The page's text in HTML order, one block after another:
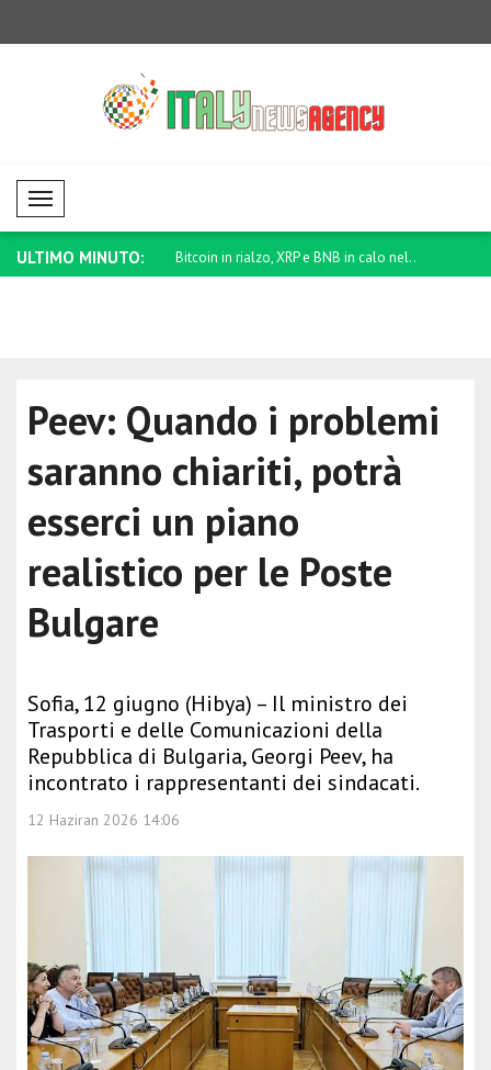
Mobil Menü
ULTIMO MINUTO:
XRP e BNB in calo nel.. Spajic: Continueremo a sostenere i
Peev: Quando i problemi
saranno chiariti, potrà
esserci un piano
realistico per le Poste
Bulgare
Sofia, 12 giugno (Hibya) – Il ministro dei
Trasporti e delle Comunicazioni della
Repubblica di Bulgaria, Georgi Peev, ha
incontrato i rappresentanti dei sindacati.
12 Haziran 2026 14:06